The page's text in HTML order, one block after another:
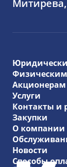
Митирева,
Акционерам
Услуги
Контакты и
Закупки
О компании
Новости
Способы